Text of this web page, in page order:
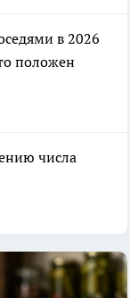
в 2026
положен
числа